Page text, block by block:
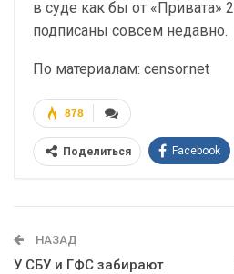
в суде как бы от «Привата»
подписаны совсем недавно.
По материалам: censor.net
878
Поделиться Facebook
НАЗАД
У СБУ и ГФС забирают